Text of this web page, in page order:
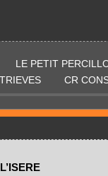
LE PETIT
CR